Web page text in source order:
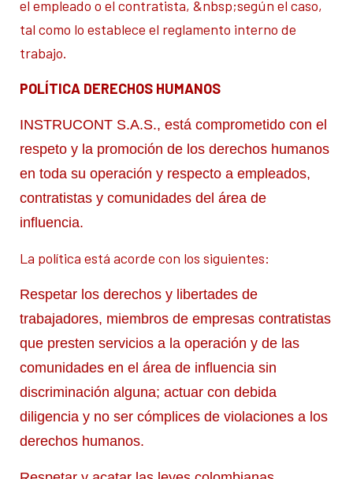
el empleado o el contratista, &nbsp;según el caso,
tal como lo establece el reglamento interno de
trabajo.
POLÍTICA DERECHOS HUMANOS
INSTRUCONT S.A.S., está comprometido con el
respeto y la promoción de los derechos humanos
en toda su operación y respecto a empleados,
contratistas y comunidades del área de
influencia.
La política está acorde con los siguientes:
Respetar los derechos y libertades de
trabajadores, miembros de empresas contratistas
que presten servicios a la operación y de las
comunidades en el área de influencia sin
discriminación alguna; actuar con debida
diligencia y no ser cómplices de violaciones a los
derechos humanos.